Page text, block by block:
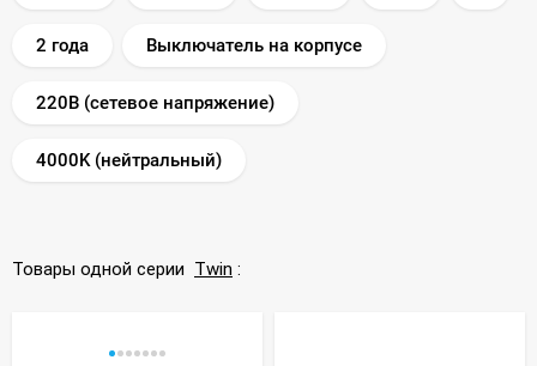
2 года Выключатель на корпусе
220В (сетевое напряжение)
4000K (нейтральный)
Товары одной серии Twin :